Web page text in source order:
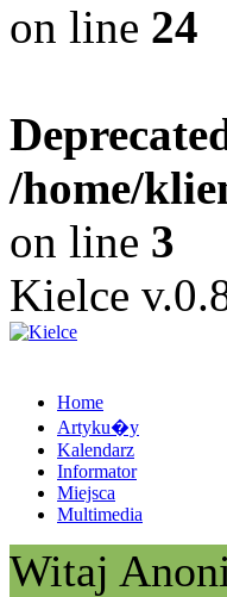
on line 24
/home/
on line 3
Kielce
Home
Artyku�y
Kalendarz
Informator
Miejsca
Multimedia
Witaj